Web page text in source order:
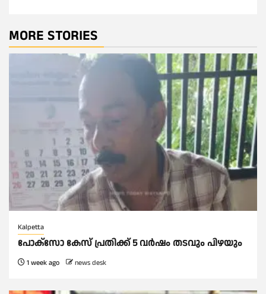
MORE STORIES
Kalpetta
പോക്സോ കേസ് പ്രതിക്ക് 5 വർഷം തടവും പിഴയും
1 week ago news desk